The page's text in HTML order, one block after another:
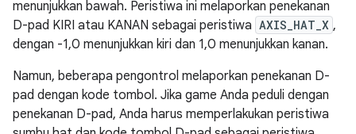
menunjukkan bawah. Peristiwa ini melaporkan penekanan
D-pad KIRI atau KANAN sebagai peristiwa AXIS_HAT_X ,
dengan -1,0 menunjukkan kiri dan 1,0 menunjukkan kanan.
Namun, beberapa pengontrol melaporkan penekanan D-
pad dengan kode tombol. Jika game Anda peduli dengan
penekanan D-pad, Anda harus memperlakukan peristiwa